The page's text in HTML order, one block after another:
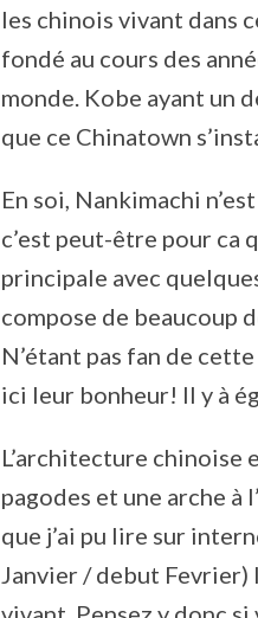
les chinois vivant dans
fondé au cours des
monde. Kobe ayant un
que ce Chinatown
En soi, Nankimachi
c’est peut-être pour ca
principale avec
compose de beaucoup
N’étant pas fan de
ici leur bonheur! Il y à
L’architecture chinoise
pagodes et une arche à
que j’ai pu lire sur
Janvier / debut